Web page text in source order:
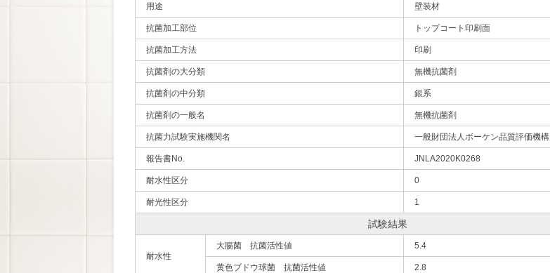
用途 壁装材
抗菌加工部位 トップコート印刷面
抗菌加工方法 印刷
抗菌剤の大分類 無機抗菌剤
抗菌剤の中分類 銀系
抗菌剤の一般名 無機抗菌剤
抗菌力試験実施機関名 一般財団法人ボーケン品質評価機構
報告書No. JNLA2020K0268
耐水性区分 0
耐光性区分 1
試験結果
耐水性
大腸菌 抗菌活性値 5.4
黄色ブドウ球菌 抗菌活性値 2.8